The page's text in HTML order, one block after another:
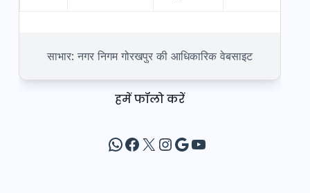
साभार: नगर निगम गोरखपुर की आधिकारिक वेबसाइट
हमें फॉलो करें
WhatsApp
Facebook
X Instagram
Google
YouTube